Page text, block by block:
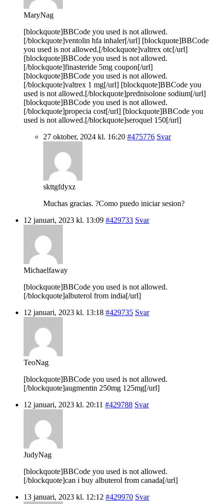
MaryNag
[blockquote]BBCode you used is not allowed.
[/blockquote]ventolin hfa inhaler[/url] [blockquote]BBCode
you used is not allowed.[/blockquote]valtrex otc[/url]
[blockquote]BBCode you used is not allowed.
[/blockquote]finasteride 5mg coupon[/url]
[blockquote]BBCode you used is not allowed.
[/blockquote]valtrex 1 mg[/url] [blockquote]BBCode you
used is not allowed.[/blockquote]prednisolone sodium[/url]
[blockquote]BBCode you used is not allowed.
[/blockquote]propecia cost[/url] [blockquote]BBCode you
used is not allowed.[/blockquote]seroquel 150[/url]
27 oktober, 2024 kl. 16:20 #475776 Svar
skttgfdyxz
Muchas gracias. ?Como puedo iniciar sesion?
12 januari, 2023 kl. 13:09 #429733 Svar
Michaelfaway
[blockquote]BBCode you used is not allowed.
[/blockquote]albuterol from india[/url]
12 januari, 2023 kl. 13:18 #429735 Svar
TeoNag
[blockquote]BBCode you used is not allowed.
[/blockquote]augmentin 250mg 125mg[/url]
12 januari, 2023 kl. 20:11 #429788 Svar
JudyNag
[blockquote]BBCode you used is not allowed.
[/blockquote]can i buy albuterol from canada[/url]
13 januari, 2023 kl. 12:12 #429970 Svar